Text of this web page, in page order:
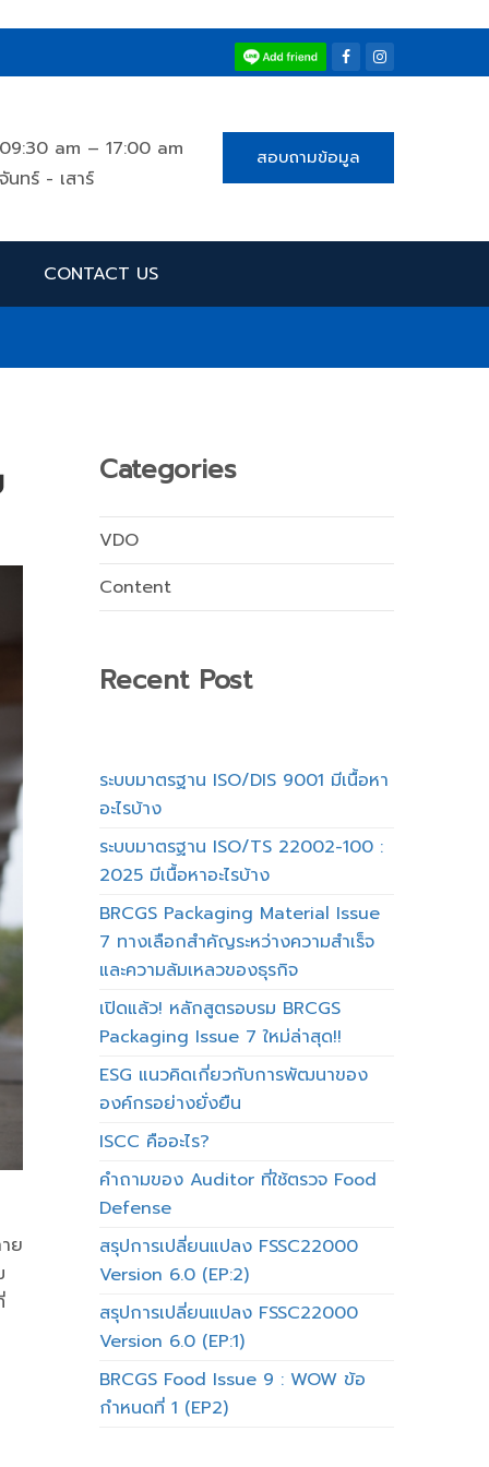
09:30 am – 17:00 am
จันทร์ - เสาร์
สอบถามข้อมูล
CONTACT US
ย
Categories
VDO
Content
Recent Post
ระบบมาตรฐาน ISO/DIS 9001 มีเนื้อหา
อะไรบ้าง
ระบบมาตรฐาน ISO/TS 22002-100 :
2025 มีเนื้อหาอะไรบ้าง
BRCGS Packaging Material Issue
7 ทางเลือกสำคัญระหว่างความสำเร็จ
และความล้มเหลวของธุรกิจ
เปิดแล้ว! หลักสูตรอบรม BRCGS
Packaging Issue 7 ใหม่ล่าสุด!!
ESG แนวคิดเกี่ยวกับการพัฒนาของ
องค์กรอย่างยั่งยืน
ISCC คืออะไร?
คำถามของ Auditor ที่ใช้ตรวจ Food
Defense
สรุปการเปลี่ยนแปลง FSSC22000
Version 6.0 (EP:2)
สรุปการเปลี่ยนแปลง FSSC22000
Version 6.0 (EP:1)
BRCGS Food Issue 9 : WOW ข้อ
กำหนดที่ 1 (EP2)